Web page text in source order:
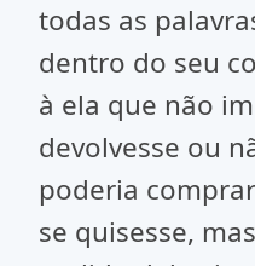
todas as
dentro do seu
à ela que não
devolvesse ou
poderia
se quisesse,